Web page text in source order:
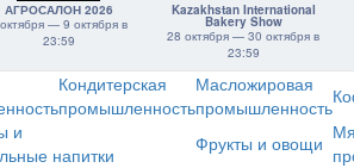
АГРОСАЛОН 2026
— 9 октября в
23:59
Kazakhstan International
Bakery Show
28 октября — 30 октября в
23:59
Кондитерская
промышленность
Масложировая
промышленность
и
напитки
Фрукты и овощи